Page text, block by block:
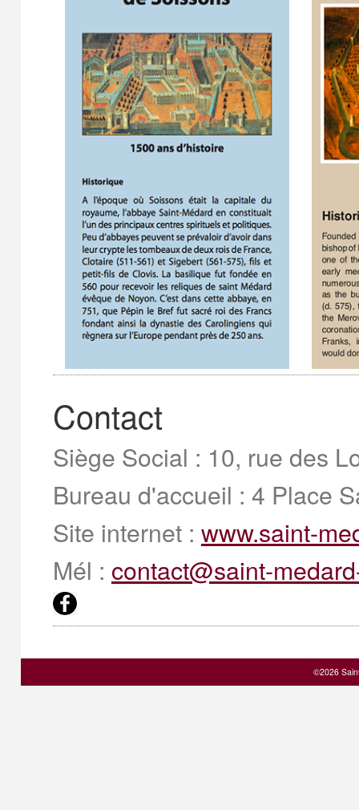
Contact
Siège Social : 10, rue des
Bureau d'accueil : 4 Place
Site internet : www.saint-
Mél : contact@saint-
©2026